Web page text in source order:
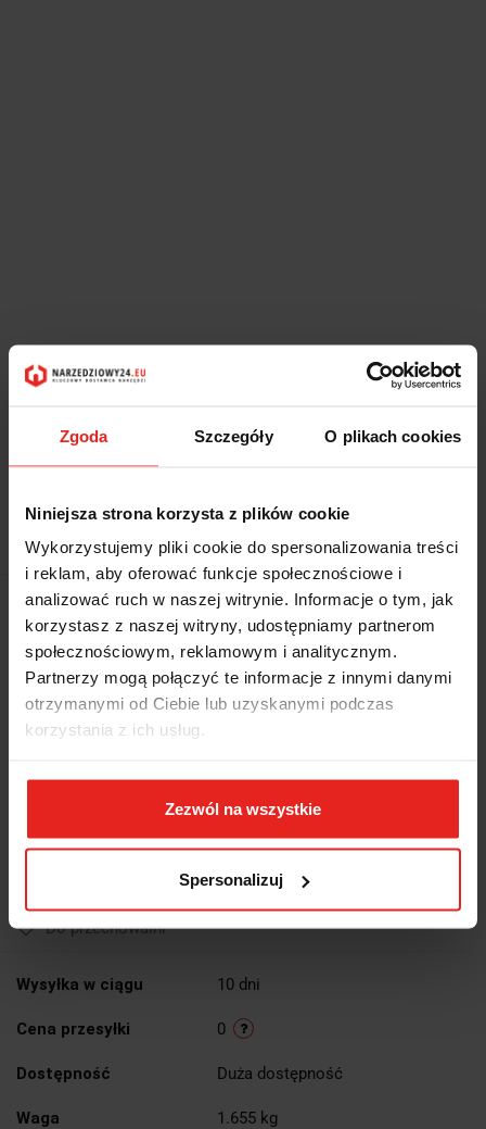
Zgoda Szczegóły O plikach cookies
Niniejsza strona korzysta z plików cookie
Wykorzystujemy pliki cookie do spersonalizowania treści
i reklam, aby oferować funkcje społecznościowe i
analizować ruch w naszej witrynie. Informacje o tym, jak
korzystasz z naszej witryny, udostępniamy partnerom
społecznościowym, reklamowym i analitycznym.
Partnerzy mogą połączyć te informacje z innymi danymi
otrzymanymi od Ciebie lub uzyskanymi podczas
korzystania z ich usług.
Zezwól na wszystkie
Spersonalizuj
Symbol:
3628.50
-20%
2902.80
3628.50
-20%
2902.80
szt.
Do koszyka
Do przechowalni
Wysyłka w ciągu 10 dni
Cena przesyłki 0
Dostępność Duża dostępność
Waga 1.655 kg